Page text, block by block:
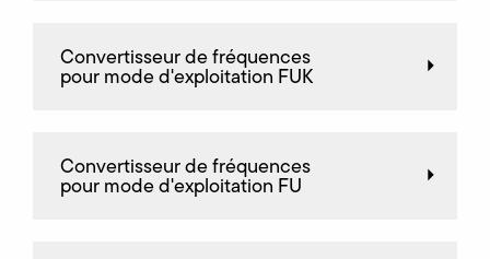
Convertisseur de fréquences
pour mode d'exploitation FUK
Convertisseur de fréquences
pour mode d'exploitation FU